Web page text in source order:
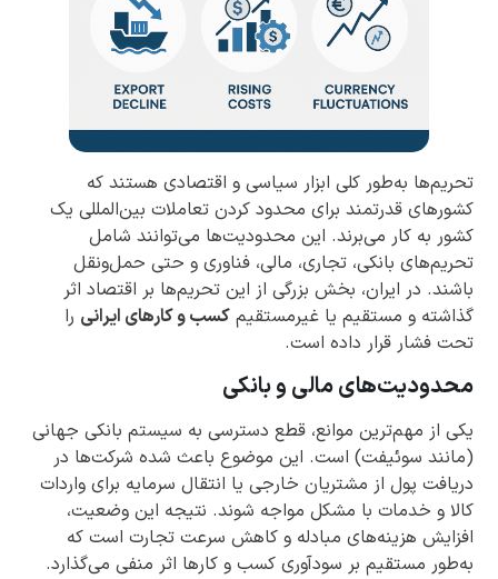
تحریم‌ها به‌طور کلی ابزار سیاسی و اقتصادی هستند که
کشورهای قدرتمند برای محدود کردن تعاملات بین‌المللی یک
کشور به کار می‌برند. این محدودیت‌ها می‌توانند شامل
تحریم‌های بانکی، تجاری، مالی، فناوری و حتی حمل‌ونقل
باشند. در ایران، بخش بزرگی از این تحریم‌ها بر اقتصاد اثر
گذاشته و مستقیم یا غیرمستقیم کسب و کارهای ایرانی را
تحت فشار قرار داده است.
محدودیت‌های مالی و بانکی
یکی از مهم‌ترین موانع، قطع دسترسی به سیستم بانکی جهانی
(مانند سوئیفت) است. این موضوع باعث شده شرکت‌ها در
دریافت پول از مشتریان خارجی یا انتقال سرمایه برای واردات
کالا و خدمات با مشکل مواجه شوند. نتیجه این وضعیت،
افزایش هزینه‌های مبادله و کاهش سرعت تجارت است که
به‌طور مستقیم بر سودآوری کسب و کارها اثر منفی می‌گذارد.